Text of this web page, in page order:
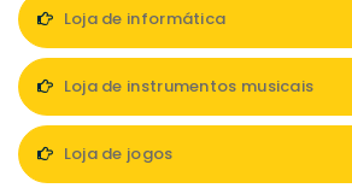
Loja de informática
Loja de instrumentos musicais
Loja de jogos